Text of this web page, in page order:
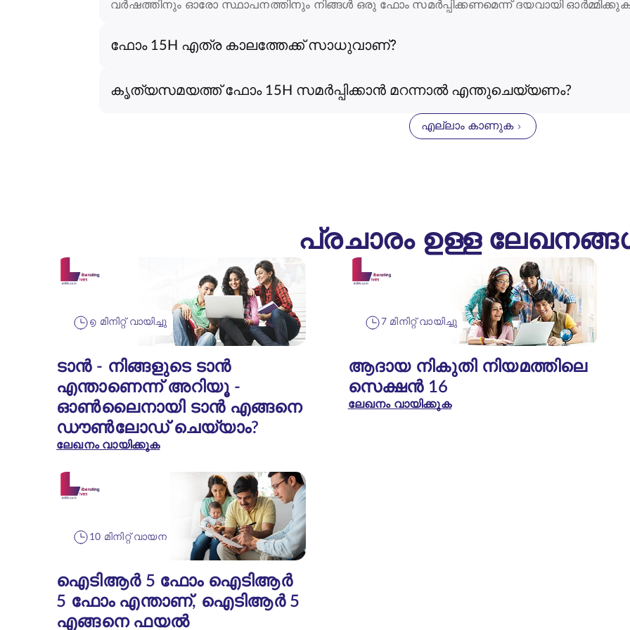
വർഷത്തിനും ഓരോ സ്ഥാപനത്തിനും നിങ്ങൾ ഒരു ഫോം സമർപ്പിക്കണമെന്ന് ദയവായി
ഫോം 15H എത്ര കാലത്തേക്ക് സാധുവാണ്?
കൃത്യസമയത്ത് ഫോം 15H സമർപ്പിക്കാൻ മറന്നാൽ എന്തുചെയ്യണം?
എല്ലാം കാണുക
പ്രചാരം ഉള്ള
൭ മിനിറ്റ് വായിച്ചു
ടാൻ - നിങ്ങളുടെ ടാൻ
എന്താണെന്ന് അറിയൂ -
ഓൺലൈനായി ടാൻ എങ്ങനെ
ഡൗൺലോഡ് ചെയ്യാം?
ലേഖനം വായിക്കുക
7 മിനിറ്റ് വായിച്ചു
ആദായ നികുതി നിയമത്തിലെ
സെക്ഷൻ 16
ലേഖനം വായിക്കുക
10 മിനിറ്റ് വായന
ഐടിആർ 5 ഫോം ഐടിആർ
5 ഫോം എന്താണ്, ഐടിആർ 5
എങ്ങനെ ഫയൽ